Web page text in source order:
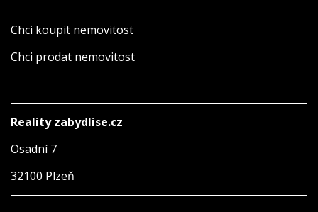
Chci koupit nemovitost
Chci prodat nemovitost
Reality zabydlise.cz
Osadní 7
32100 Plzeň